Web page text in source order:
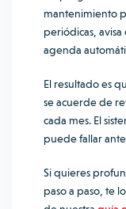
mantenimiento
periódicas,
agenda
El resultado es
se acuerde de
cada mes. El
puede fallar
Si quieres
paso a paso, te